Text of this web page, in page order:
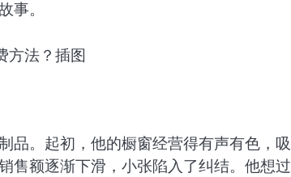
事。
品。起初，他的橱窗经营得有声有色，吸
售额逐渐下滑，小张陷入了纠结。他想过